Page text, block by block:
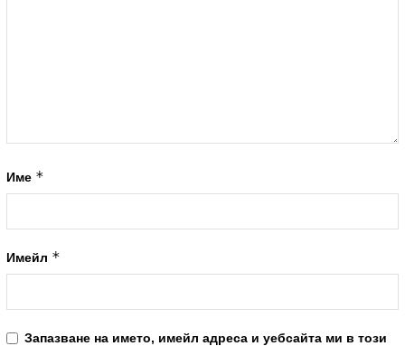
Име *
Имейл *
Запазване на името, имейл адреса и уебсайта ми в този